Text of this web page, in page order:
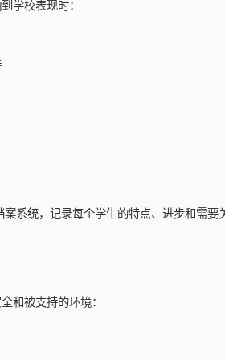
学校表现时：
系统，记录每个学生的特点、进步和需
和被支持的环境：